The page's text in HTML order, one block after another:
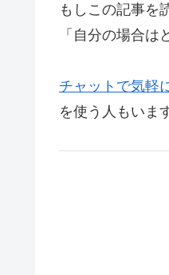
もしこの記事を
「自分の場合は
チャットで気軽
を使う人もいま